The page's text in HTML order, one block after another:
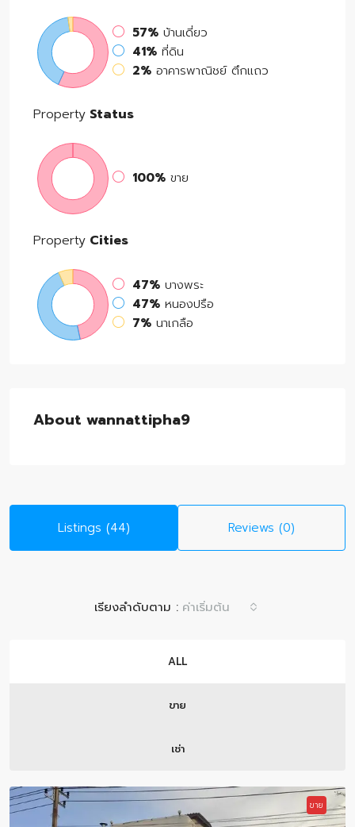
57% บ้านเดี่ยว
41% ที่ดิน
2% อาคารพาณิชย์ ตึกแถว
Property Status
100% ขาย
Property Cities
47% บางพระ
47% หนองปรือ
7% นาเกลือ
About wannattipha9
Listings (44) Reviews (0)
ALL
ขาย
เช่า
เรียงลำดับตาม : ค่าเริ่มต้น
ขาย